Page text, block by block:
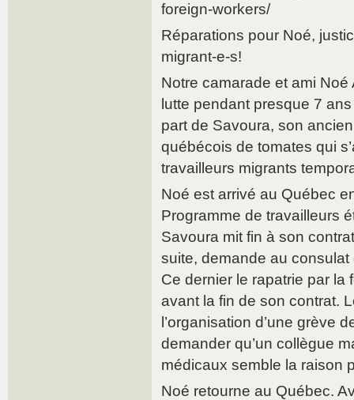
foreign-workers/
Réparations pour Noé,
migrant-e-s!
Notre camarade et ami
lutte pendant presque 7
part de Savoura, son
québécois de tomates qui
travailleurs migrants
Noé est arrivé au Québec
Programme de travailleurs
Savoura mit fin à son
suite, demande au consulat
Ce dernier le rapatrie par la
avant la fin de son contrat.
l’organisation d’une grève
demander qu’un collègue
médicaux semble la raison
Noé retourne au Québec.